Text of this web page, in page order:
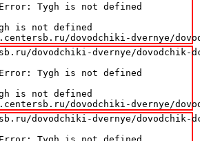
Tygh is not defined
is not defined
dovodchiki-dvernye/
dovodchiki-dvernye/dovodchik-
Tygh is not defined
is not defined
dovodchiki-dvernye/
dovodchiki-dvernye/dovodchik-